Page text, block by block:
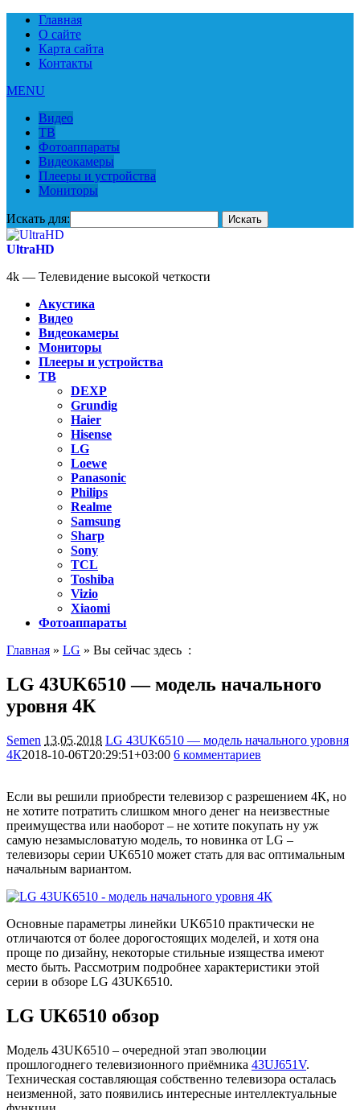
Главная
О сайте
Карта сайта
Контакты
MENU
Видео
ТВ
Фотоаппараты
Видеокамеры
Плееры и устройства
Мониторы
Искать для:
UltraHD
4k — Телевидение высокой четкости
Акустика
Видео
Видеокамеры
Мониторы
Плееры и устройства
ТВ
DEXP
Grundig
Haier
Hisense
LG
Loewe
Panasonic
Philips
Realme
Samsung
Sharp
Sony
TCL
Toshiba
Vizio
Xiaomi
Фотоаппараты
Главная » LG » Вы сейчас здесь :
LG 43UK6510 — модель начального
уровня 4К
Semen 13.05.2018 LG 43UK6510 — модель начального уровня
4К2018-10-06T20:29:51+03:00 6 комментариев
Если вы решили приобрести телевизор с разрешением 4К, но
не хотите потратить слишком много денег на неизвестные
преимущества или наоборот – не хотите покупать ну уж
самую незамысловатую модель, то новинка от LG –
телевизоры серии UK6510 может стать для вас оптимальным
начальным вариантом.
Основные параметры линейки UK6510 практически не
отличаются от более дорогостоящих моделей, и хотя она
проще по дизайну, некоторые стильные изящества имеют
место быть. Рассмотрим подробнее характеристики этой
серии в обзоре LG 43UK6510.
LG UK6510 обзор
Модель 43UK6510 – очередной этап эволюции
прошлогоднего телевизионного приёмника 43UJ651V.
Техническая составляющая собственно телевизора осталась
неизменной, зато появились интересные интеллектуальные